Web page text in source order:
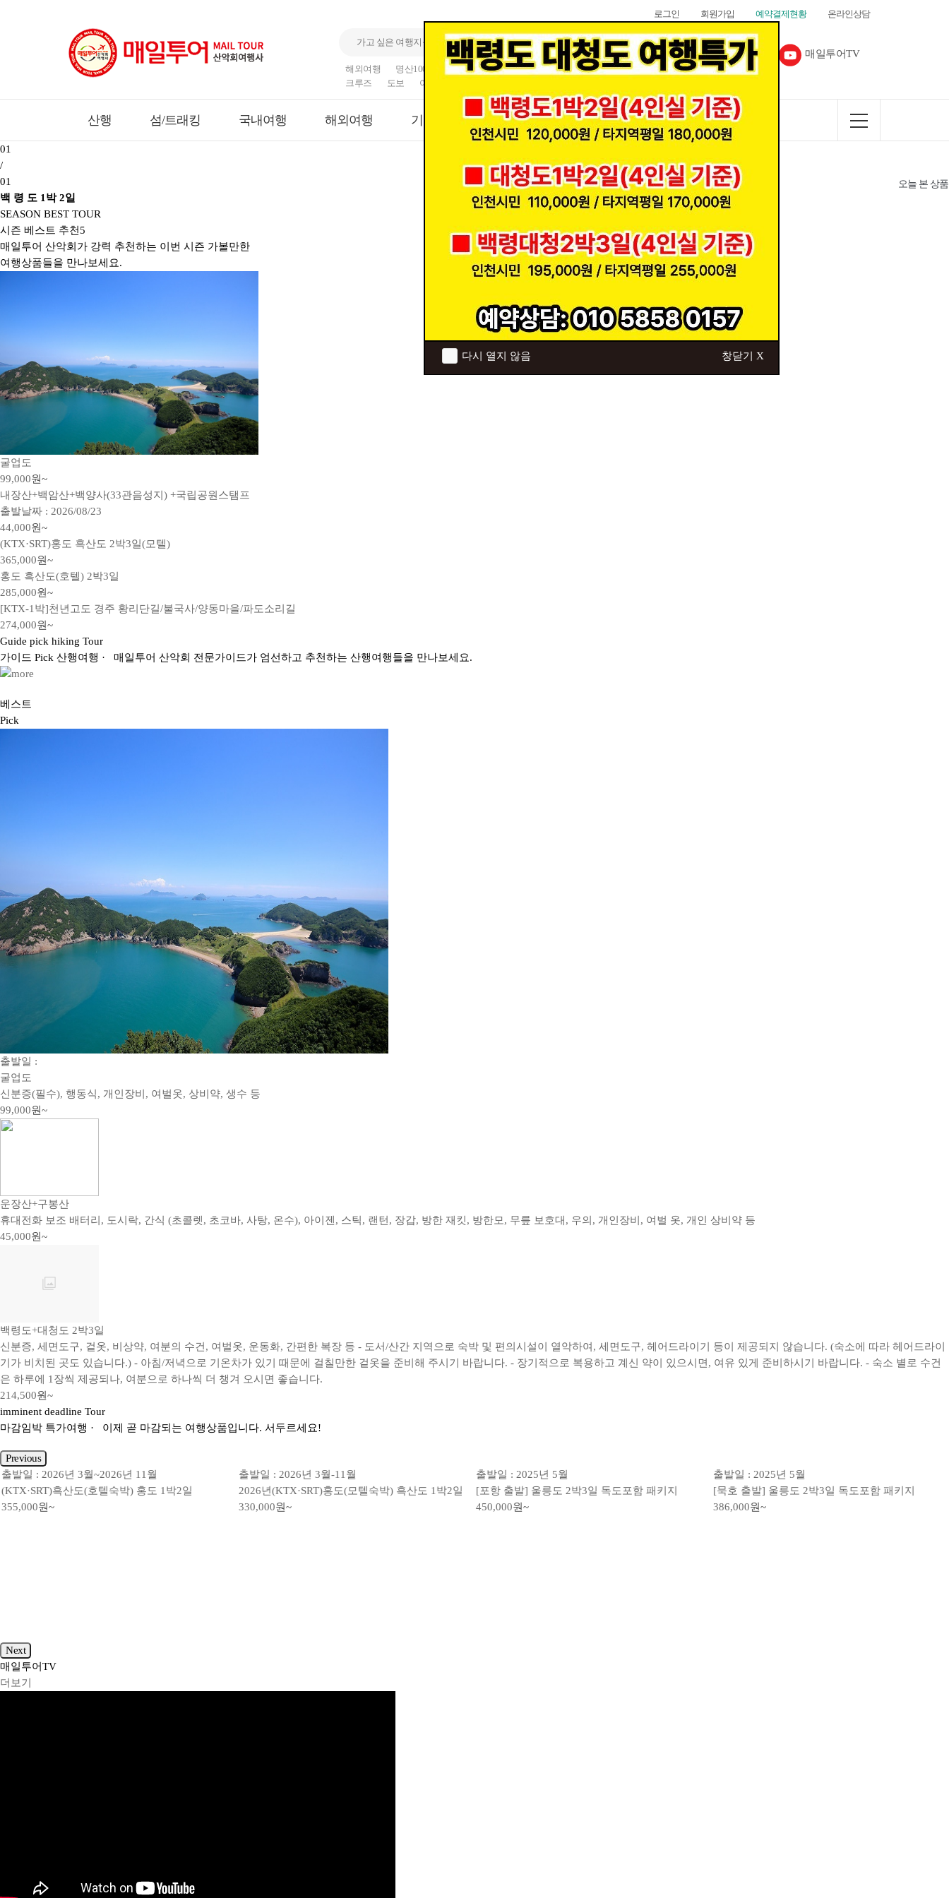
로그인 회원가입 예약결제현황 온라인상담
해외여행 명산100 국내여행 산행 섬
기차여행
크루즈
도보 여행
다음카페 매일투어TV
오늘 본 상품
산행 섬/트래킹 국내여행 해외여행 기차여행 크루즈 모두보기 커뮤니티
01
/
01
백 령 도 1박 2일
SEASON BEST TOUR
시즌 베스트 추천5
매일투어 산악회가 강력 추천하는 이번 시즌 가볼만한
여행상품들을 만나보세요.
굴업도
99,000원~
내장산+백암산+백양사(33관음성지) +국립공원스탬프
출발날짜 : 2026/08/23
44,000원~
(KTX·SRT)홍도 흑산도 2박3일(모텔)
365,000원~
홍도 흑산도(호텔) 2박3일
285,000원~
[KTX-1박]천년고도 경주 황리단길/불국사/양동마을/파도소리길
274,000원~
Guide pick hiking Tour
가이드 Pick 산행여행 · 매일투어 산악회 전문가이드가 엄선하고 추천하는 산행여행들을 만나보세요.
베스트
Pick
출발일 :
굴업도
신분증(필수), 행동식, 개인장비, 여벌옷, 상비약, 생수 등
99,000원~
운장산+구봉산
휴대전화 보조 배터리, 도시락, 간식 (초콜렛, 초코바, 사탕, 온수), 아이젠, 스틱, 랜턴, 장갑, 방한 재킷, 방한모, 무릎 보호대, 우의, 개인장비, 여벌 옷, 개인 상비약 등
45,000원~
백령도+대청도 2박3일
신분증, 세면도구, 겉옷, 비상약, 여분의 수건, 여벌옷, 운동화, 간편한 복장 등 - 도서/산간 지역으로 숙박 및 편의시설이 열악하여, 세면도구, 헤어드라이기 등이 제공되지 않습니다. (숙소에 따라 헤어드라이
기가 비치된 곳도 있습니다.) - 아침/저녁으로 기온차가 있기 때문에 걸칠만한 겉옷을 준비해 주시기 바랍니다. - 장기적으로 복용하고 계신 약이 있으시면, 여유 있게 준비하시기 바랍니다. - 숙소 별로 수건
은 하루에 1장씩 제공되나, 여분으로 하나씩 더 챙겨 오시면 좋습니다.
214,500원~
imminent deadline Tour
마감임박 특가여행 · 이제 곧 마감되는 여행상품입니다. 서두르세요!
Previous
출발일 : 2026년 3월~2026년 11월
(KTX·SRT)흑산도(호텔숙박) 홍도 1박2일
355,000원~
출발일 : 2026년 3월-11월
2026년(KTX·SRT)홍도(모텔숙박) 흑산도 1박2일
330,000원~
출발일 : 2025년 5월
[포항 출발] 울릉도 2박3일 독도포함 패키지
450,000원~
출발일 : 2025년 5월
[묵호 출발] 울릉도 2박3일 독도포함 패키지
386,000원~
Next
매일투어TV
더보기
다시 열지 않음 창닫기 X